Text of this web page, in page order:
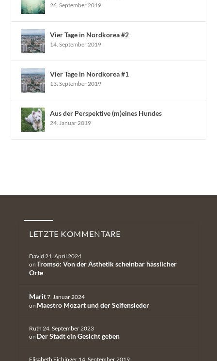
26. September 2019
Vier Tage in Nordkorea #2
14. September 2019
Vier Tage in Nordkorea #1
13. September 2019
Aus der Perspektive (m)eines Hundes
24. Januar 2019
Neueste Kommentare
LETZTE KOMMENTARE
David 21. April 2024
on Tromsö: Von der Ästhetik scheinbar hässlicher
Orte
Marit7. Januar 2024
on Maestro Mozart und der Seifensieder
Ruth 24. September 2023
on Der Stadt ein Gesicht geben
Elisabeth Eichinger 14. September 2019